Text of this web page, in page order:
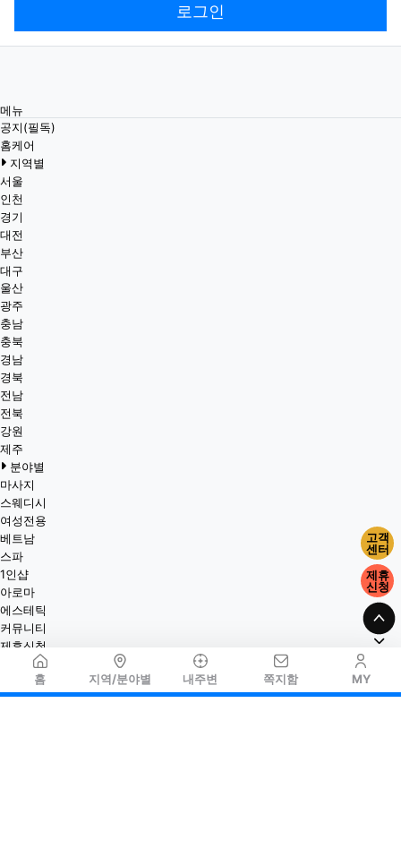
홈 지역/분야별 내주변 쪽지함 MY
로그인
메뉴
공지(필독)
홈케어
지역별
서울
인천
경기
대전
부산
대구
울산
광주
충남
충북
경남
경북
전남
전북
강원
제주
분야별
마사지
스웨디시
여성전용
베트남
스파
1인샵
아로마
에스테틱
커뮤니티
제휴신청
고객
센터
제휴
신청